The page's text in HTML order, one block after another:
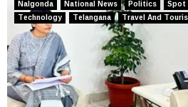
Nalgonda
National News Politics Spot
Technology
Telangana Travel And